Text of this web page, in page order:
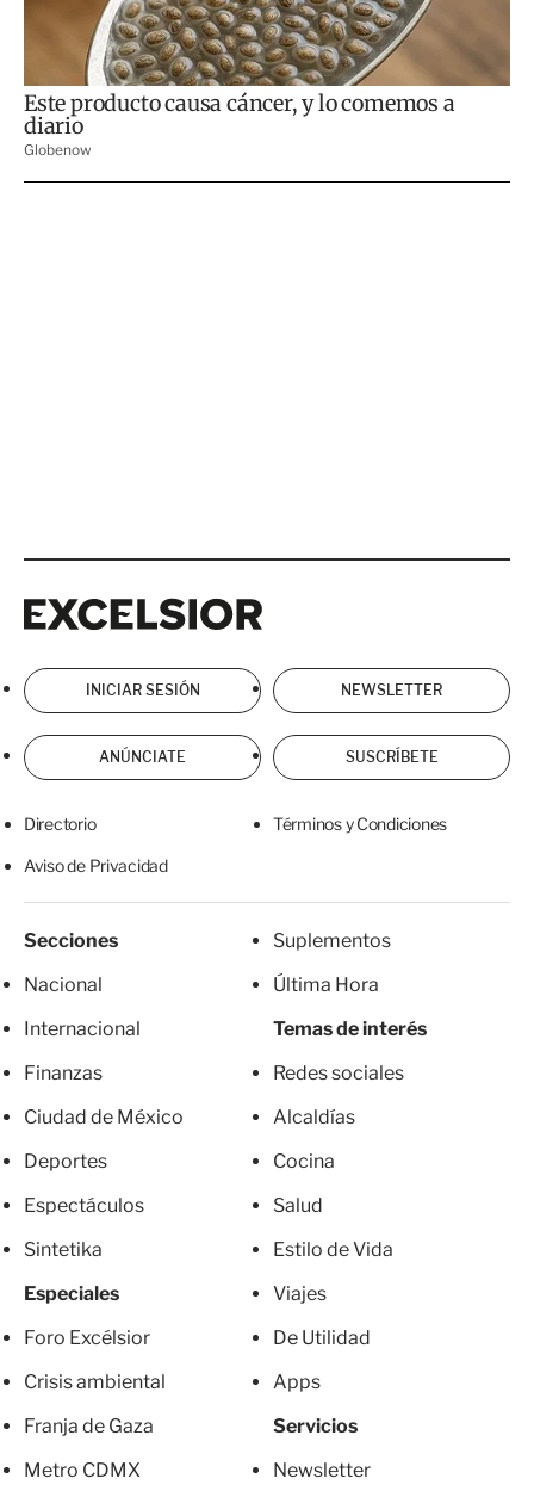
INICIAR SESIÓN NEWSLETTER
ANÚNCIATE SUSCRÍBETE
Directorio Términos y Condiciones
Aviso de Privacidad
Secciones
Nacional
Internacional
Finanzas
Ciudad de México
Deportes
Espectáculos
Sintetika
Especiales
Foro Excélsior
Crisis ambiental
Franja de Gaza
Metro CDMX
Suplementos
Última Hora
Temas de interés
Redes sociales
Alcaldías
Cocina
Salud
Estilo de Vida
Viajes
De Utilidad
Apps
Servicios
Newsletter